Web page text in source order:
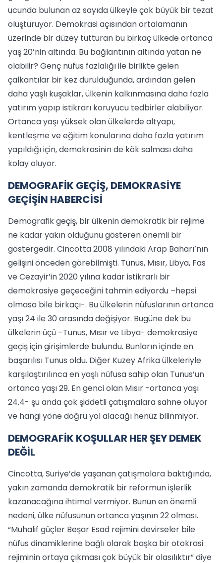
ucunda bulunan az sayıda ülkeyle çok büyük bir tezat
oluşturuyor. Demokrasi açısından ortalamanın
üzerinde bir düzey tutturan bu birkaç ülkede ortanca
yaş 20’nin altında. Bu bağlantının altında yatan ne
olabilir? Genç nüfus fazlalığı ile birlikte gelen
çalkantılar bir kez durulduğunda, ardından gelen
daha yaşlı kuşaklar, ülkenin kalkınmasına daha fazla
yatırım yapıp istikrarı koruyucu tedbirler alabiliyor.
Ortanca yaşı yüksek olan ülkelerde altyapı,
kentleşme ve eğitim konularına daha fazla yatırım
yapıldığı için, demokrasinin de kök salması daha
kolay oluyor.
DEMOGRAFİK GEÇİŞ, DEMOKRASİYE
GEÇİŞİN HABERCİSİ
Demografik geçiş, bir ülkenin demokratik bir rejime
ne kadar yakın olduğunu gösteren önemli bir
göstergedir. Cincotta 2008 yılındaki Arap Baharı’nın
gelişini önceden görebilmişti. Tunus, Mısır, Libya, Fas
ve Cezayir’in 2020 yılına kadar istikrarlı bir
demokrasiye geçeceğini tahmin ediyordu –hepsi
olmasa bile birkaçı-. Bu ülkelerin nüfuslarının ortanca
yaşı 24 ile 30 arasında değişiyor. Bugüne dek bu
ülkelerin üçü –Tunus, Mısır ve Libya- demokrasiye
geçiş için girişimlerde bulundu. Bunların içinde en
başarılısı Tunus oldu. Diğer Kuzey Afrika ülkeleriyle
karşılaştırılınca en yaşlı nüfusa sahip olan Tunus’un
ortanca yaşı 29. En genci olan Mısır -ortanca yaşı
24.4- şu anda çok şiddetli çatışmalara sahne oluyor
ve hangi yöne doğru yol alacağı henüz bilinmiyor.
DEMOGRAFİK KOŞULLAR HER ŞEY DEMEK
DEĞİL
Cincotta, Suriye’de yaşanan çatışmalara baktığında,
yakın zamanda demokratik bir reformun işlerlik
kazanacağına ihtimal vermiyor. Bunun en önemli
nedeni, ülke nüfusunun ortanca yaşının 22 olması.
“Muhalif güçler Beşar Esad rejimini devirseler bile
nüfus dinamiklerine bağlı olarak başka bir otokrasi
rejiminin ortaya çıkması çok büyük bir olasılıktır” diye